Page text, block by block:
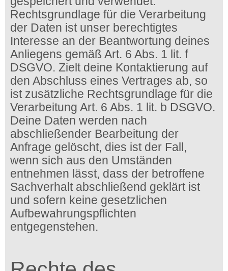
Rechtsgrundlage für die Verarbeitung
der Daten ist unser berechtigtes
Interesse an der Beantwortung deines
Anliegens gemäß Art. 6 Abs. 1 lit. f
DSGVO. Zielt deine Kontaktierung auf
den Abschluss eines Vertrages ab, so
ist zusätzliche Rechtsgrundlage für die
Verarbeitung Art. 6 Abs. 1 lit. b DSGVO.
Deine Daten werden nach
abschließender Bearbeitung der
Anfrage gelöscht, dies ist der Fall,
wenn sich aus den Umständen
entnehmen lässt, dass der betroffene
Sachverhalt abschließend geklärt ist
und sofern keine gesetzlichen
Aufbewahrungspflichten
entgegenstehen.